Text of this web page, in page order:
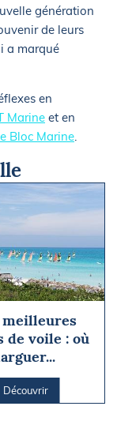
génération
de leurs
a marqué
en
Marine et en
Bloc Marine
meilleures
de voile : où
Découvrir